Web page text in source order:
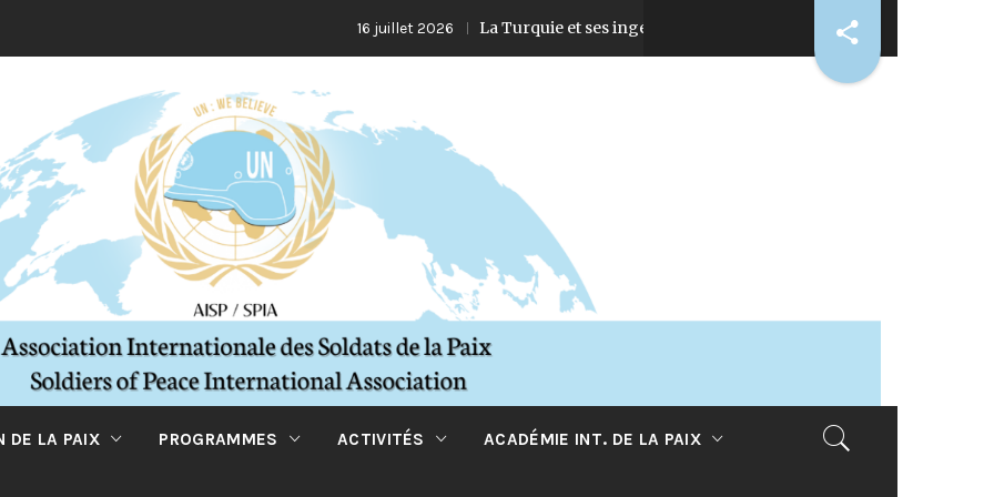
16 juillet 2026 La Turquie et ses ingérences La Convention
DE LA PAIX PROGRAMMES ACTIVITÉS ACADÉMIE INT. DE LA PAIX